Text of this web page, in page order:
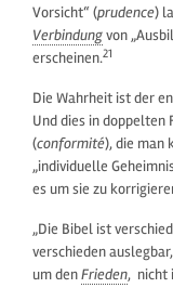
Vorsicht“ (prudence)
Verbindungvon
erscheinen.21
Die Wahrheit ist der
Und dies in
(conformité), die man
„individuelle
es um sie zu
„Die Bibel ist
verschieden
um denFrieden, nicht